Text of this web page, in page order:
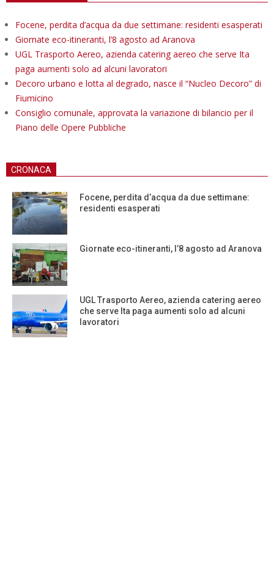
Focene, perdita d’acqua da due settimane: residenti esasperati
Giornate eco-itineranti, l’8 agosto ad Aranova
UGL Trasporto Aereo, azienda catering aereo che serve Ita
paga aumenti solo ad alcuni lavoratori
Decoro urbano e lotta al degrado, nasce il “Nucleo Decoro” di
Fiumicino
Consiglio comunale, approvata la variazione di bilancio per il
Piano delle Opere Pubbliche
CRONACA
Focene, perdita d’acqua da due settimane:
residenti esasperati
Giornate eco-itineranti, l’8 agosto ad Aranova
UGL Trasporto Aereo, azienda catering aereo
che serve Ita paga aumenti solo ad alcuni
lavoratori